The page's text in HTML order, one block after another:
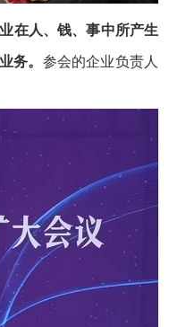
在人、钱、事中所产生
务。 参会的企业负责人